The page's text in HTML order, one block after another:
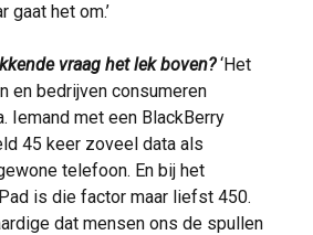
gaat het om.’
vraag het lek boven?‘Het
en bedrijven consumeren
Iemand met een BlackBerry
45 keer zoveel data als
telefoon. En bij het
is die factor maar liefst 450.
dat mensen ons de spullen